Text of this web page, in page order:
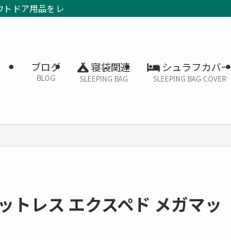
ドア用品をレビューしています。
ブログ
BLOG
寝袋関連
SLEEPING BAG
シュラフカバー
SLEEPING BAG COVER
レス エクスペド メガマッ